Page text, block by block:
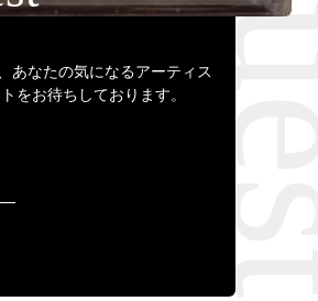
あなたの気になるアーティス
をお待ちしております。